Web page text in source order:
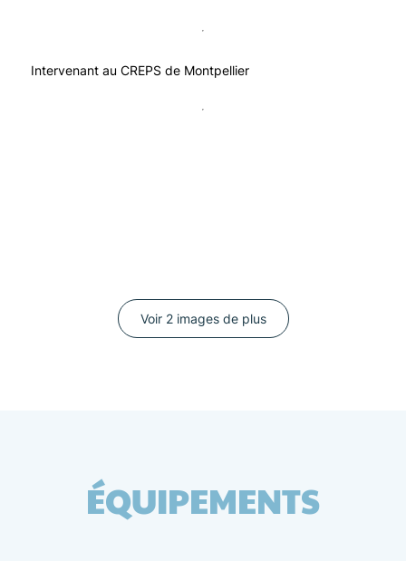
Intervenant au CREPS de Montpellier
Voir 2 images de plus
ÉQUIPEMENTS